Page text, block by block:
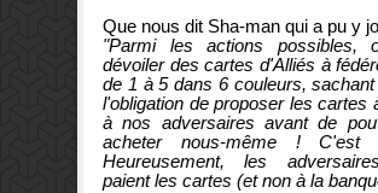
Que nous dit Sha-man qui a pu y
"Parmi les actions possibles,
dévoiler des cartes d'Alliés à
de 1 à 5 dans 6 couleurs,
l'obligation de proposer les cartes
à nos adversaires avant de
acheter nous-même !
Heureusement, les
paient les cartes (et non à la